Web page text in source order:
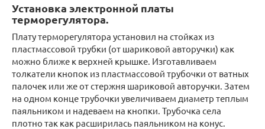
Установка электронной платы
терморегулятора.
Плату терморегулятора установил на стойках из
пластмассовой трубки (от шариковой авторучки) как
можно ближе к верхней крышке. Изготавливаем
толкатели кнопок из пластмассовой трубочки от ватных
палочек или же от стержня шариковой авторучки. Затем
на одном конце трубочки увеличиваем диаметр теплым
паяльником и надеваем на кнопки. Трубочка села
плотно так как расширилась паяльником на конус.